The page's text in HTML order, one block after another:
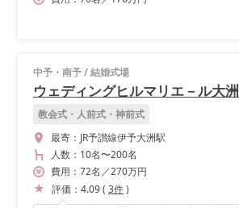
中予・南予/結婚式場
ウェディングヒルマリエ－ル大洲
教会式・人前式・神前式
最寄： JR予讃線伊予大洲駅
人数： 10名〜200名
費用： 72名 ／270万円
評価： 4.09( 3件)